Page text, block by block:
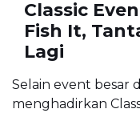
Classic
Fish It,
Lagi
Selain event besar
menghadirkan